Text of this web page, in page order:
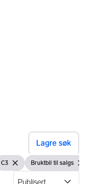
Lagre søk
Vis filter
C3 Fjern filteret
Vis filter
Bruktbil til salgs